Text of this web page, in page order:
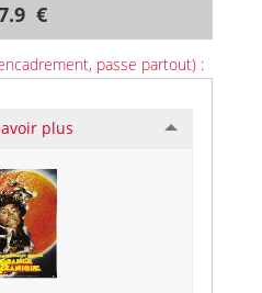
€
passe partout) :
plus